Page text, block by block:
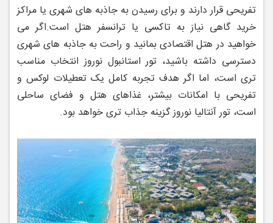
تفریحی قرار دارند و برای رسیدن به جاذبه ‌های شهری یا مراکز
خرید گاهی نیاز به تاکسی یا ترانسفر هتل است.اگر می‌
خواهید در هتل اقتصادی بمانید و راحت به جاذبه ‌های شهری
دسترسی داشته باشید، تور استانبول نوروز انتخاب مناسب‌
تری است، اما اگر هدف تجربه کامل یک تعطیلات لوکس و
تفریحی با امکانات بیشتر، غذاهای هتل و فضای ساحلی
است، تور آنتالیا نوروز گزینه جذاب ‌تری خواهد بود.